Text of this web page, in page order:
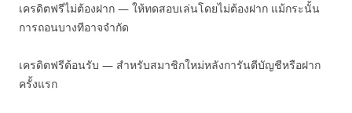
เครดิตฟรีไม่ต้องฝาก — ให้ทดสอบเล่นโดยไม่ต้องฝาก แม้กระนั้น
การถอนบางทีอาจจำกัด
เครดิตฟรีต้อนรับ — สำหรับสมาชิกใหม่หลังการันตีบัญชีหรือฝาก
ครั้งแรก